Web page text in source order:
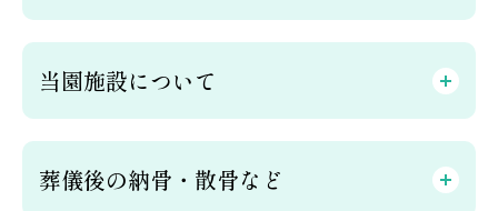
当園施設について
葬儀後の納骨・散骨など